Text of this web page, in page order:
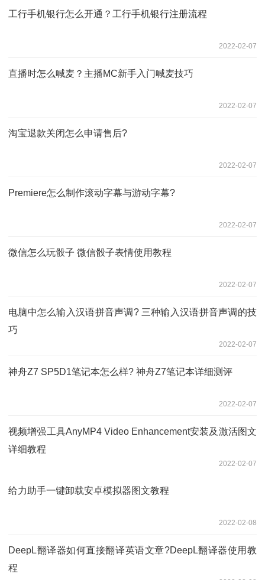
工行手机银行怎么开通？工行手机银行注册流程
2022-02-07
直播时怎么喊麦？主播MC新手入门喊麦技巧
2022-02-07
淘宝退款关闭怎么申请售后?
2022-02-07
Premiere怎么制作滚动字幕与游动字幕?
2022-02-07
微信怎么玩骰子 微信骰子表情使用教程
2022-02-07
电脑中怎么输入汉语拼音声调? 三种输入汉语拼音声调的技
巧
2022-02-07
神舟Z7 SP5D1笔记本怎么样? 神舟Z7笔记本详细测评
2022-02-07
视频增强工具AnyMP4 Video Enhancement安装及激活图文
详细教程
2022-02-07
给力助手一键卸载安卓模拟器图文教程
2022-02-08
DeepL翻译器如何直接翻译英语文章?DeepL翻译器使用教
程